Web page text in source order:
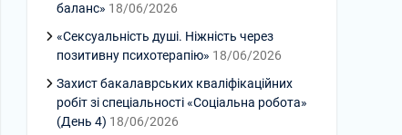
баланс» 18/06/2026
«Сексуальність душі. Ніжність через
позитивну психотерапію» 18/06/2026
Захист бакалаврських кваліфікаційних
робіт зі спеціальності «Соціальна робота»
(День 4) 18/06/2026